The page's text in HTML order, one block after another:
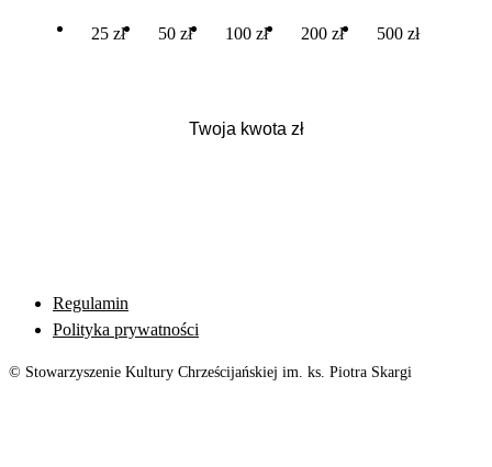
25 zł 50 zł 100 zł 200 zł 500 zł
Regulamin
Polityka prywatności
© Stowarzyszenie Kultury Chrześcijańskiej im. ks. Piotra Skargi